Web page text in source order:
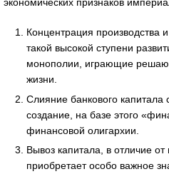
экономических признаков
Концентрация производства
такой высокой ступени
монополии, играющие
жизни.
Слияние банкового
создание, на базе этого
финансовой олигархии.
Вывоз капитала, в отличие от
приобретает особо важное